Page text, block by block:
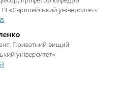
«Європейський університет»
Приватний вищий
університет»